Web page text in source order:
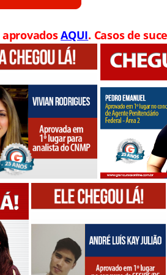
AQUI. Casos de